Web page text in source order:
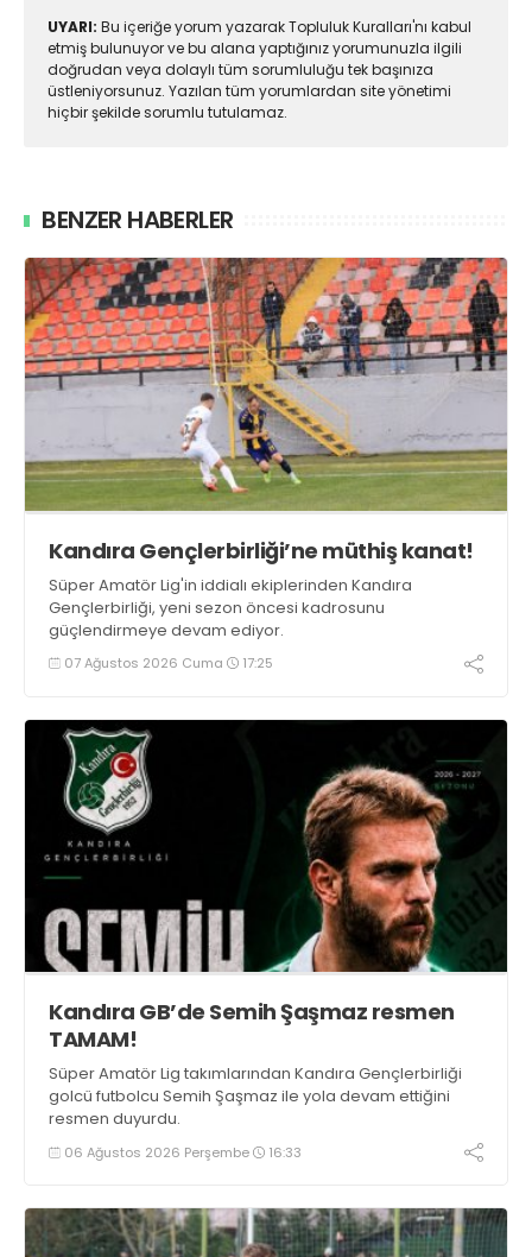
UYARI: Bu içeriğe yorum yazarak Topluluk Kuralları'nı kabul
etmiş bulunuyor ve bu alana yaptığınız yorumunuzla ilgili
doğrudan veya dolaylı tüm sorumluluğu tek başınıza
üstleniyorsunuz. Yazılan tüm yorumlardan site yönetimi
hiçbir şekilde sorumlu tutulamaz.
BENZER HABERLER
Kandıra Gençlerbirliği’ne müthiş kanat!
Süper Amatör Lig'in iddialı ekiplerinden Kandıra
Gençlerbirliği, yeni sezon öncesi kadrosunu
güçlendirmeye devam ediyor.
07 Ağustos 2026 Cuma 17:25
Kandıra GB’de Semih Şaşmaz resmen
TAMAM!
Süper Amatör Lig takımlarından Kandıra Gençlerbirliği
golcü futbolcu Semih Şaşmaz ile yola devam ettiğini
resmen duyurdu.
06 Ağustos 2026 Perşembe 16:33